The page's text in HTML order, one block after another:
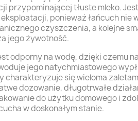
przypominającej tłuste mleko.
ponieważ łańcuch nie
czyszczenia, a kolejne
jego żywotność.
odporny na wodę, dzięki czemu
jego natychmiastowego
charakteryzuje się wieloma
dozowanie, długotrwałe
do użytku domowego i
w doskonałym stanie.